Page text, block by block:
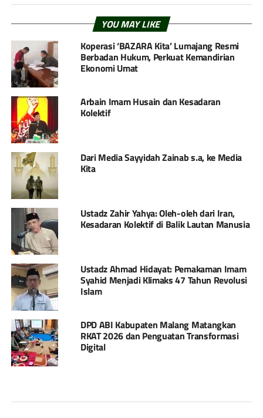
YOU MAY LIKE
Koperasi ‘BAZARA Kita’ Lumajang Resmi
Berbadan Hukum, Perkuat Kemandirian
Ekonomi Umat
Arbain Imam Husain dan Kesadaran
Kolektif
Dari Media Sayyidah Zainab s.a, ke Media
Kita
Ustadz Zahir Yahya: Oleh-oleh dari Iran,
Kesadaran Kolektif di Balik Lautan Manusia
Ustadz Ahmad Hidayat: Pemakaman Imam
Syahid Menjadi Klimaks 47 Tahun Revolusi
Islam
DPD ABI Kabupaten Malang Matangkan
RKAT 2026 dan Penguatan Transformasi
Digital